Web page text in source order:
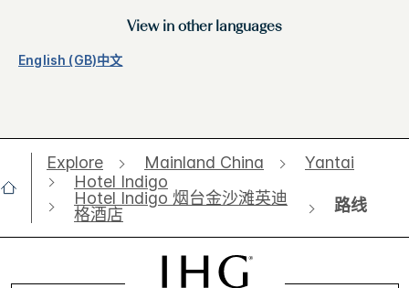
View in other languages
English (GB)中文
Explore Mainland China
Yantai
Hotel Indigo
Hotel Indigo 烟台金沙滩英迪
格酒店
路线